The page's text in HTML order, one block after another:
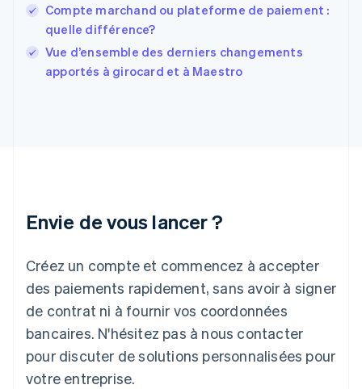
Compte marchand ou plateforme de paiement :
quelle différence?
Vue d’ensemble des derniers changements
apportés à girocard et à Maestro
Envie de vous lancer ?
Créez un compte et commencez à accepter
des paiements rapidement, sans avoir à signer
de contrat ni à fournir vos coordonnées
bancaires. N'hésitez pas à nous contacter
pour discuter de solutions personnalisées pour
votre entreprise.
FrançaisEnglish
Gibraltar
English
Grèce
English
Japon
Lettonie
English
Liechtenstein
DeutschEnglish
Lituanie
Luxembourg
FrançaisDeutschEnglish